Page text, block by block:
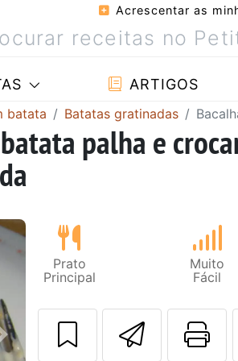
Acrescentar as
ARTIGOS
batata Batatas gratinadas
palha e
Next
Prato
Principal
Muito
Fácil